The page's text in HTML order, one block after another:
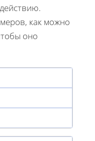
как можно
оно